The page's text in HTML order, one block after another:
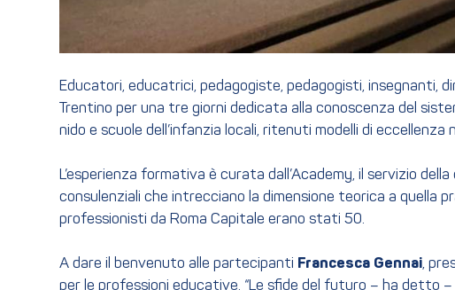
Educatori, educatrici, pedagogiste, pedagogisti, insegnanti,
Trentino per una tre giorni dedicata alla conoscenza del
nido e scuole dell’infanzia locali, ritenuti modelli di eccellenza
L’esperienza formativa è curata dall’Academy, il servizio
consulenziali che intrecciano la dimensione teorica a quella
professionisti da Roma Capitale erano stati 50.
A dare il benvenuto alle partecipanti Francesca Gennai,
per le professioni educative. “Le sfide del futuro – ha detto